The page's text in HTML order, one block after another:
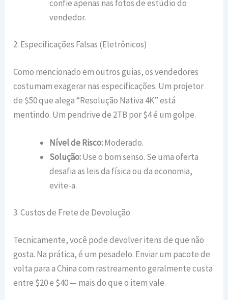
confie apenas nas fotos de estúdio do
vendedor.
2. Especificações Falsas (Eletrônicos)
Como mencionado em outros guias, os vendedores
costumam exagerar nas especificações. Um projetor
de $50 que alega “Resolução Nativa 4K” está
mentindo. Um pendrive de 2TB por $4 é um golpe.
Nível de Risco:Moderado.
Solução:Use o bom senso. Se uma oferta
desafia as leis da física ou da economia,
evite-a.
3. Custos de Frete de Devolução
Tecnicamente, você pode devolver itens de que não
gosta. Na prática, é um pesadelo. Enviar um pacote de
volta para a China com rastreamento geralmente custa
entre $20 e $40 — mais do que o item vale.